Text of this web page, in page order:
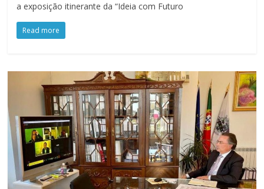
a exposição itinerante da “Ideia com Futuro
Read more